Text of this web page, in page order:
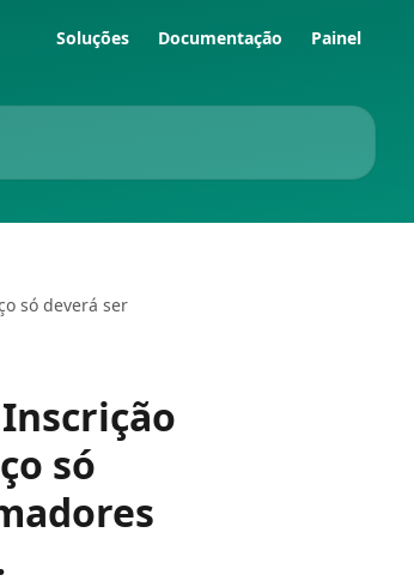
Soluções Documentação Painel
só deverá ser
Inscrição
só